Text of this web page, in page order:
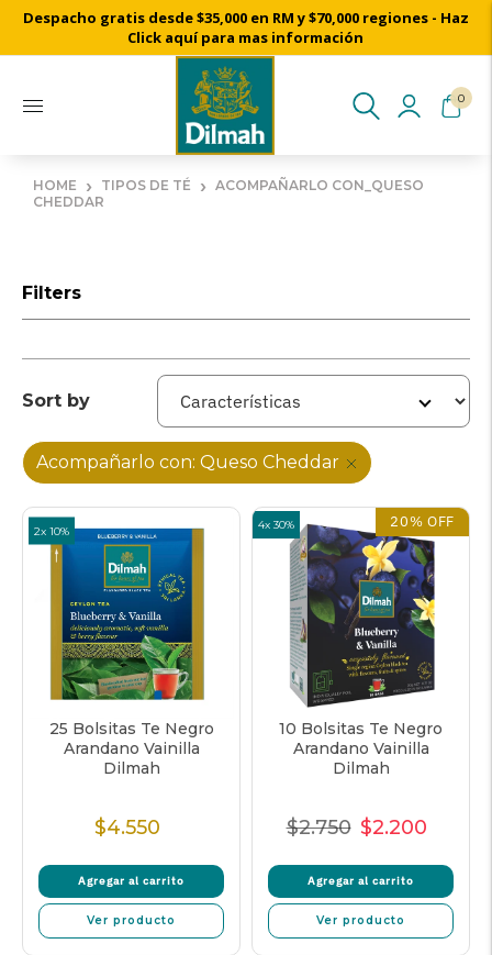
Despacho gratis desde $35,000 en RM y $70,000 regiones - Haz
Click aquí para mas información
0
HOME › TIPOS DE TÉ › ACOMPAÑARLO CON_QUESO
CHEDDAR
Filters
Sort by
Acompañarlo con: Queso Cheddar
2x 10%
25 Bolsitas Te Negro
Arandano Vainilla
Dilmah
Precio
$4.550
Agregar al carrito
Ver producto
20% OFF
10 Bolsitas Te Negro
Arandano Vainilla
Dilmah
Precio
$2.750 Precio
venta
$2.200
Agregar al carrito
Ver producto
4x 30%